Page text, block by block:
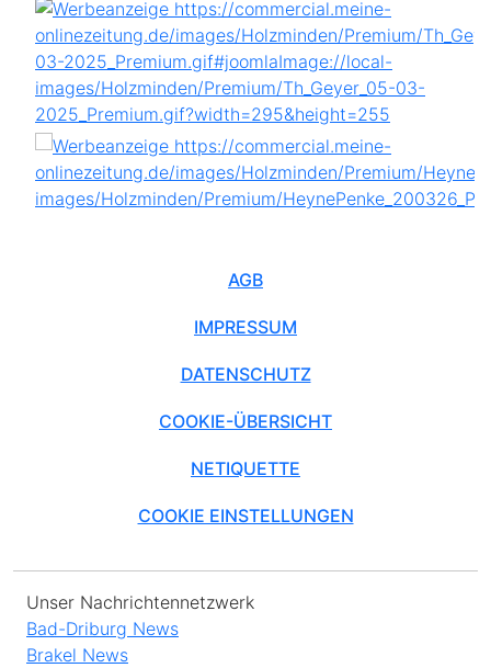
Unser Nachrichtennetzwerk
Bad-Driburg News
Brakel News
Einbeck News